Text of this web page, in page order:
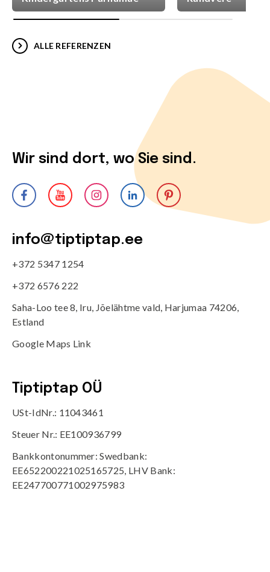
ALLE REFERENZEN
Wir sind dort, wo Sie sind.
info@tiptiptap.ee
+372 5347 1254
+372 6576 222
Saha-Loo tee 8, Iru, Jõelähtme vald, Harjumaa 74206,
Estland
Google Maps Link
Tiptiptap OÜ
USt-IdNr.: 11043461
Steuer Nr.: EE100936799
Bankkontonummer: Swedbank:
EE652200221025165725, LHV Bank:
EE247700771002975983